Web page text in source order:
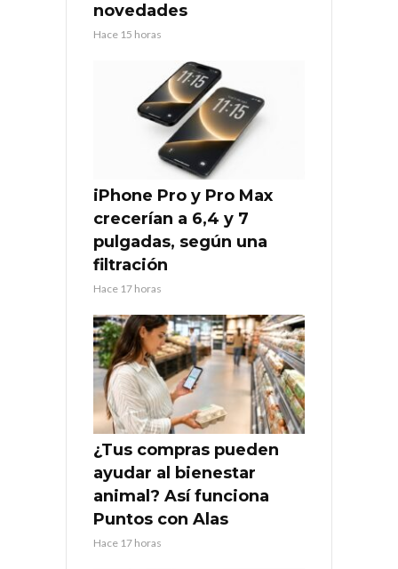
novedades
Hace 15 horas
iPhone Pro y Pro Max
crecerían a 6,4 y 7
pulgadas, según una
filtración
Hace 17 horas
¿Tus compras pueden
ayudar al bienestar
animal? Así funciona
Puntos con Alas
Hace 17 horas